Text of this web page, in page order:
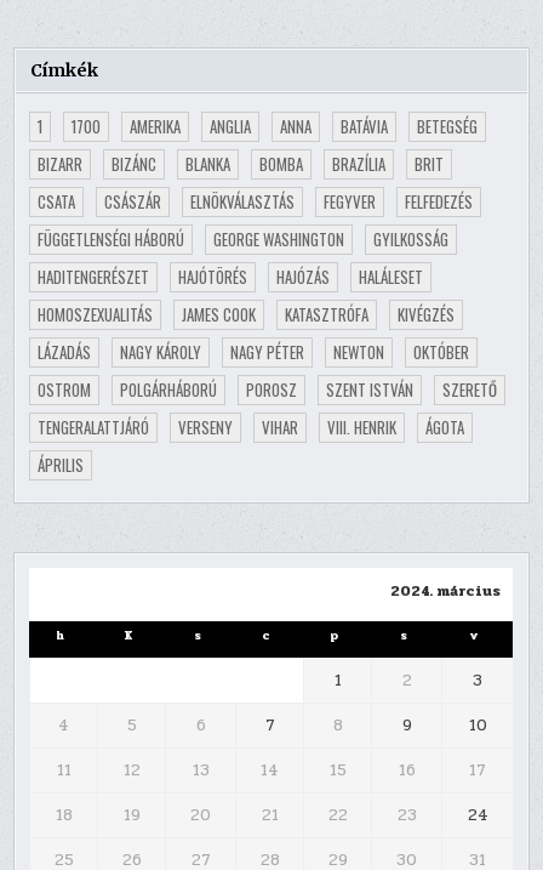
Címkék
1 1700 AMERIKA ANGLIA ANNA BATÁVIA
BETEGSÉG
BIZARR
BIZÁNC BLANKA BOMBA BRAZÍLIA
BRIT
CSATA
CSÁSZÁR ELNÖKVÁLASZTÁS FEGYVER
FELFEDEZÉS
FÜGGETLENSÉGI HÁBORÚ
GEORGE WASHINGTON
GYILKOSSÁG
HADITENGERÉSZET
HAJÓTÖRÉS HAJÓZÁS
HALÁLESET
HOMOSZEXUALITÁS
JAMES COOK KATASZTRÓFA
KIVÉGZÉS
LÁZADÁS
NAGY KÁROLY NAGY PÉTER NEWTON
OKTÓBER
OSTROM
POLGÁRHÁBORÚ POROSZ SZENT ISTVÁN
SZERETŐ
TENGERALATTJÁRÓ
VERSENY VIHAR VIII. HENRIK
ÁGOTA
ÁPRILIS
2024. március
h K s c p s v
1 2
3
4
5 6 7 8 9
10
11
12 13 14 15 16
17
18
19 20 21 22 23
24
25
26 27 28 29 30 31